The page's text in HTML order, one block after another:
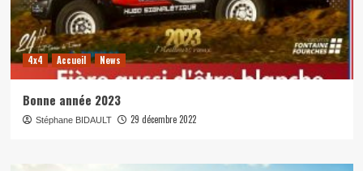
4x4 Accueil News
Bonne année 2023
Stéphane BIDAULT 29 décembre 2022